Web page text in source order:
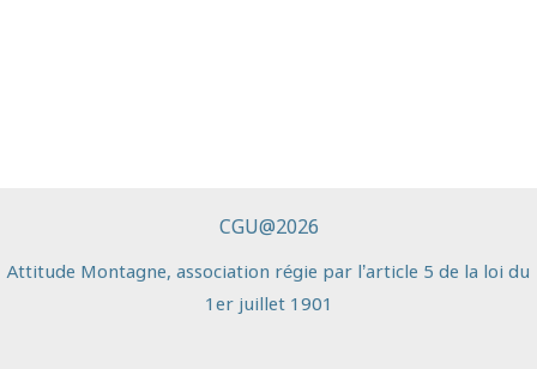
CGU@2026
Attitude Montagne, association régie par l’article 5 de la loi du
1erjuillet 1901